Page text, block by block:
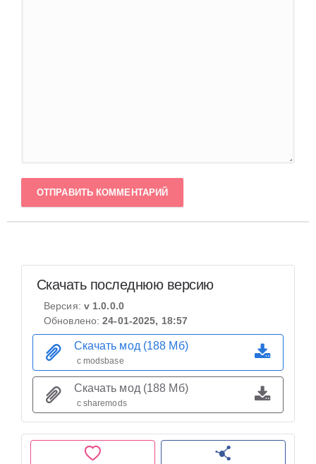
ОТПРАВИТЬ КОММЕНТАРИЙ
Скачать последнюю версию
Версия: v 1.0.0.0
Обновлено:24-01-2025, 18:57
Скачать мод (188 Мб)
с modsbase
Скачать мод (188 Мб)
с sharemods